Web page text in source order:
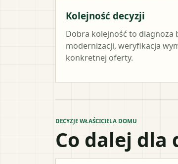
Kolejność decyzji
Dobra kolejność to diagnoza
modernizacji, weryfikacja
konkretnej oferty.
DECYZJE WŁAŚCICIELA DOMU
Co dalej dla